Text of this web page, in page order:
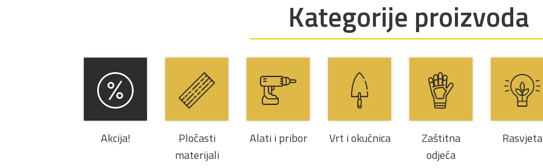
Kategorije proizvoda
Akcija!
Pločasti
materijali
Alati i pribor Vrt i okućnica
Zaštitna
odjeća
Rasvjeta